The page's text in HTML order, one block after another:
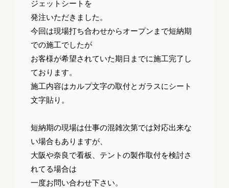
ジェットシートを
発注いただきました。
今回は現場打ち合わせからオープンまで短納期
での施工でしたが
お客様が希望されていた期日までに施工完了し
ております。
施工内容はカルプ文字の取付とガラスにシート
文字貼り。
短納期の現場は仕事の混雑次第では対応出来な
い場合もありますが、
大阪や奈良で看板、テントの製作取付を検討さ
れてる場合は
一度お問い合わせ下さい。